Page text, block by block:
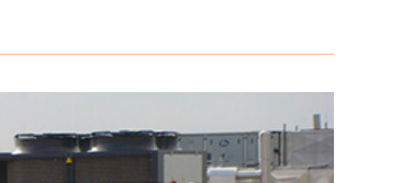
وسلامة
في